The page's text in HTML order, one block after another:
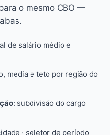
o mesmo CBO —
de salário médio e
média e teto por região do
: subdivisão do cargo
· seletor de período